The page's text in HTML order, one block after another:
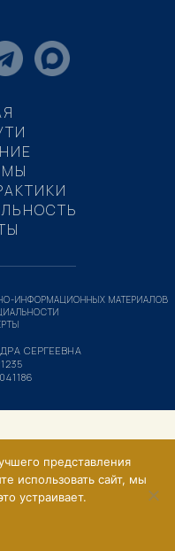
СЕРГЕЕВНА
ИНФОРМАЦИОННЫХ МАТЕРИАЛОВ
представления
использовать сайт, мы
устраивает.